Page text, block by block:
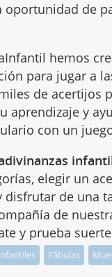
oportunidad de
hemos
para jugar a
de acertijos
aprendizaje y
con un
elegir un
disfrutar de una
de
y prueba
Fábulas